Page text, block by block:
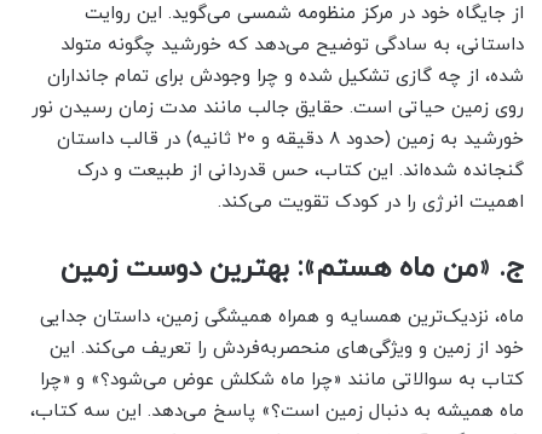
از جایگاه خود در مرکز منظومه شمسی می‌گوید. این روایت
داستانی، به سادگی توضیح می‌دهد که خورشید چگونه متولد
شده، از چه گازی تشکیل شده و چرا وجودش برای تمام جانداران
روی زمین حیاتی است. حقایق جالب مانند مدت زمان رسیدن نور
خورشید به زمین (حدود ۸ دقیقه و ۲۰ ثانیه) در قالب داستان
گنجانده شده‌اند. این کتاب، حس قدردانی از طبیعت و درک
اهمیت انرژی را در کودک تقویت می‌کند.
ج. «من ماه هستم»: بهترین دوست زمین
ماه، نزدیک‌ترین همسایه و همراه همیشگی زمین، داستان جدایی
خود از زمین و ویژگی‌های منحصربه‌فردش را تعریف می‌کند. این
کتاب به سوالاتی مانند «چرا ماه شکلش عوض می‌شود؟» و «چرا
ماه همیشه به دنبال زمین است؟» پاسخ می‌دهد. این سه کتاب،